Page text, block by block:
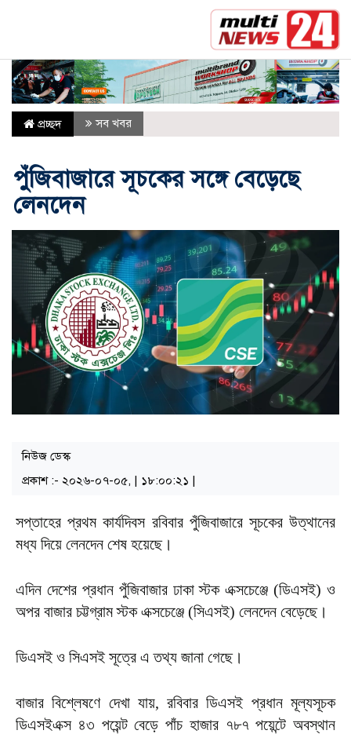
শেষ ওভারের নাটকে স্কটল্যান্ডের রোমাঞ্চকর জয়
প্রচ্ছদ সব খবর
পুঁজিবাজারে সূচকের সঙ্গে বেড়েছে
লেনদেন
নিউজ ডেস্ক
প্রকাশ :- ২০২৬-০৭-০৫, | ১৮:০০:২১ |
সপ্তাহের প্রথম কার্যদিবস রবিবার পুঁজিবাজারে সূচকের উত্থানের
মধ্য দিয়ে লেনদেন শেষ হয়েছে।
এদিন দেশের প্রধান পুঁজিবাজার ঢাকা স্টক এক্সচেঞ্জে (ডিএসই) ও
অপর বাজার চট্টগ্রাম স্টক এক্সচেঞ্জে (সিএসই) লেনদেন বেড়েছে।
ডিএসই ও সিএসই সূত্রে এ তথ্য জানা গেছে।
বাজার বিশ্লেষণে দেখা যায়, রবিবার ডিএসই প্রধান মূল্যসূচক
ডিএসইএক্স ৪৩ পয়েন্ট বেড়ে পাঁচ হাজার ৭৮৭ পয়েন্টে অবস্থান